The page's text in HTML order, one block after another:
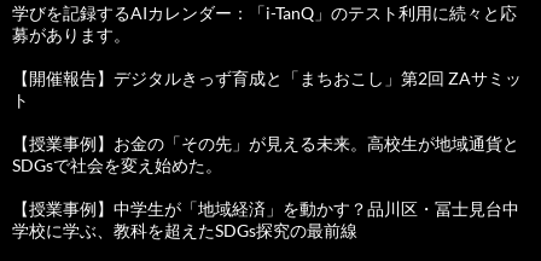
学びを記録するAIカレンダー：「i-TanQ」のテスト利用に続々と応
募があります。
【開催報告】デジタルきっず育成と「まちおこし」第2回 ZAサミッ
ト
【授業事例】お金の「その先」が見える未来。高校生が地域通貨と
SDGsで社会を変え始めた。
【授業事例】中学生が「地域経済」を動かす？品川区・冨士見台中
学校に学ぶ、教科を超えたSDGs探究の最前線